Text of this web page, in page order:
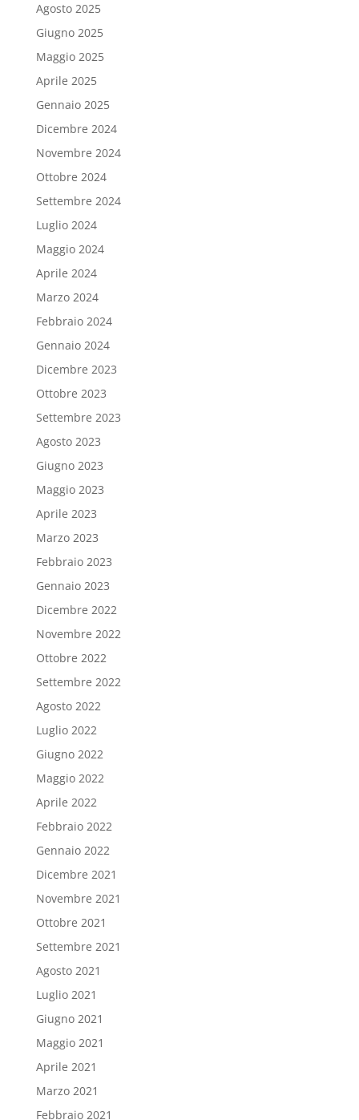
Agosto 2025
Giugno 2025
Maggio 2025
Aprile 2025
Gennaio 2025
Dicembre 2024
Novembre 2024
Ottobre 2024
Settembre 2024
Luglio 2024
Maggio 2024
Aprile 2024
Marzo 2024
Febbraio 2024
Gennaio 2024
Dicembre 2023
Ottobre 2023
Settembre 2023
Agosto 2023
Giugno 2023
Maggio 2023
Aprile 2023
Marzo 2023
Febbraio 2023
Gennaio 2023
Dicembre 2022
Novembre 2022
Ottobre 2022
Settembre 2022
Agosto 2022
Luglio 2022
Giugno 2022
Maggio 2022
Aprile 2022
Febbraio 2022
Gennaio 2022
Dicembre 2021
Novembre 2021
Ottobre 2021
Settembre 2021
Agosto 2021
Luglio 2021
Giugno 2021
Maggio 2021
Aprile 2021
Marzo 2021
Febbraio 2021